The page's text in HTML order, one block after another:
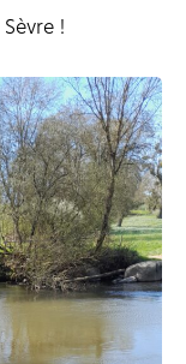
!